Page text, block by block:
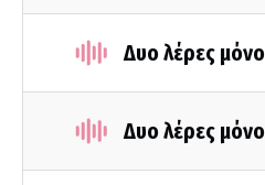
Δυο λέρες
Δυο λέρες